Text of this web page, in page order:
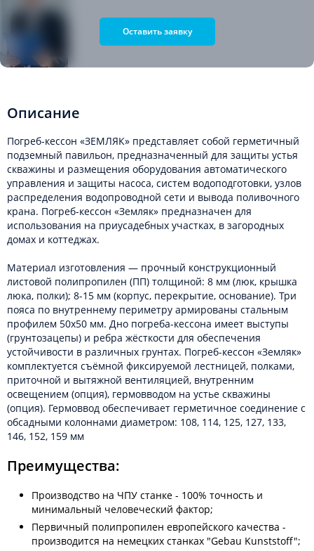
Оставить заявку
Описание
Погреб-кессон «ЗЕМЛЯК» представляет собой герметичный
подземный павильон, предназначенный для защиты устья
скважины и размещения оборудования автоматического
управления и защиты насоса, систем водоподготовки, узлов
распределения водопроводной сети и вывода поливочного
крана. Погреб-кессон «Земляк» предназначен для
использования на приусадебных участках, в загородных
домах и коттеджах.
Материал изготовления — прочный конструкционный
листовой полипропилен (ПП) толщиной: 8 мм (люк, крышка
люка, полки); 8-15 мм (корпус, перекрытие, основание). Три
пояса по внутреннему периметру армированы стальным
профилем 50х50 мм. Дно погреба-кессона имеет выступы
(грунтозацепы) и ребра жёсткости для обеспечения
устойчивости в различных грунтах. Погреб-кессон «Земляк»
комплектуется съёмной фиксируемой лестницей, полками,
приточной и вытяжной вентиляцией, внутренним
освещением (опция), гермовводом на устье скважины
(опция). Гермоввод обеспечивает герметичное соединение с
обсадными колоннами диаметром: 108, 114, 125, 127, 133,
146, 152, 159 мм
Преимущества:
Производство на ЧПУ станке - 100% точность и
минимальный человеческий фактор;
Первичный полипропилен европейского качества -
производится на немецких станках "Gebau Kunststoff";